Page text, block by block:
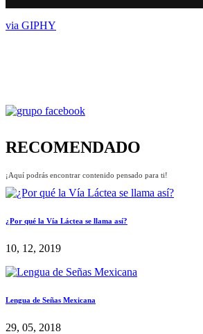
via GIPHY
RECOMENDADO
¡Aquí podrás encontrar contenido pensado para ti!
¿Por qué la Vía Láctea se llama así?
10, 12, 2019
Lengua de Señas Mexicana
29, 05, 2018